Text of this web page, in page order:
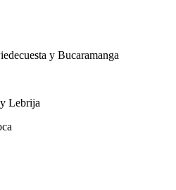
y Bucaramanga
Lebrija